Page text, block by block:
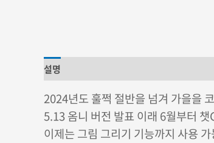
설명
2024년도 훌쩍 절반을 넘겨 가을을
5.13 옴니 버전 발표 이래 6월부터
이제는 그림 그리기 기능까지 사용